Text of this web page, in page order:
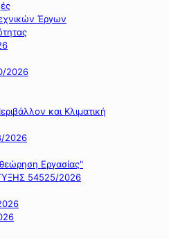
Έργων
2026
και Κλιματική
2026
Εργασίας"
54525/2026